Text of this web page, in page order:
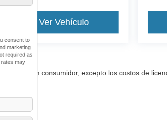
Ver Vehículo
pagar un consumidor, excepto los costos de
consent to
marketing
required as
rates may